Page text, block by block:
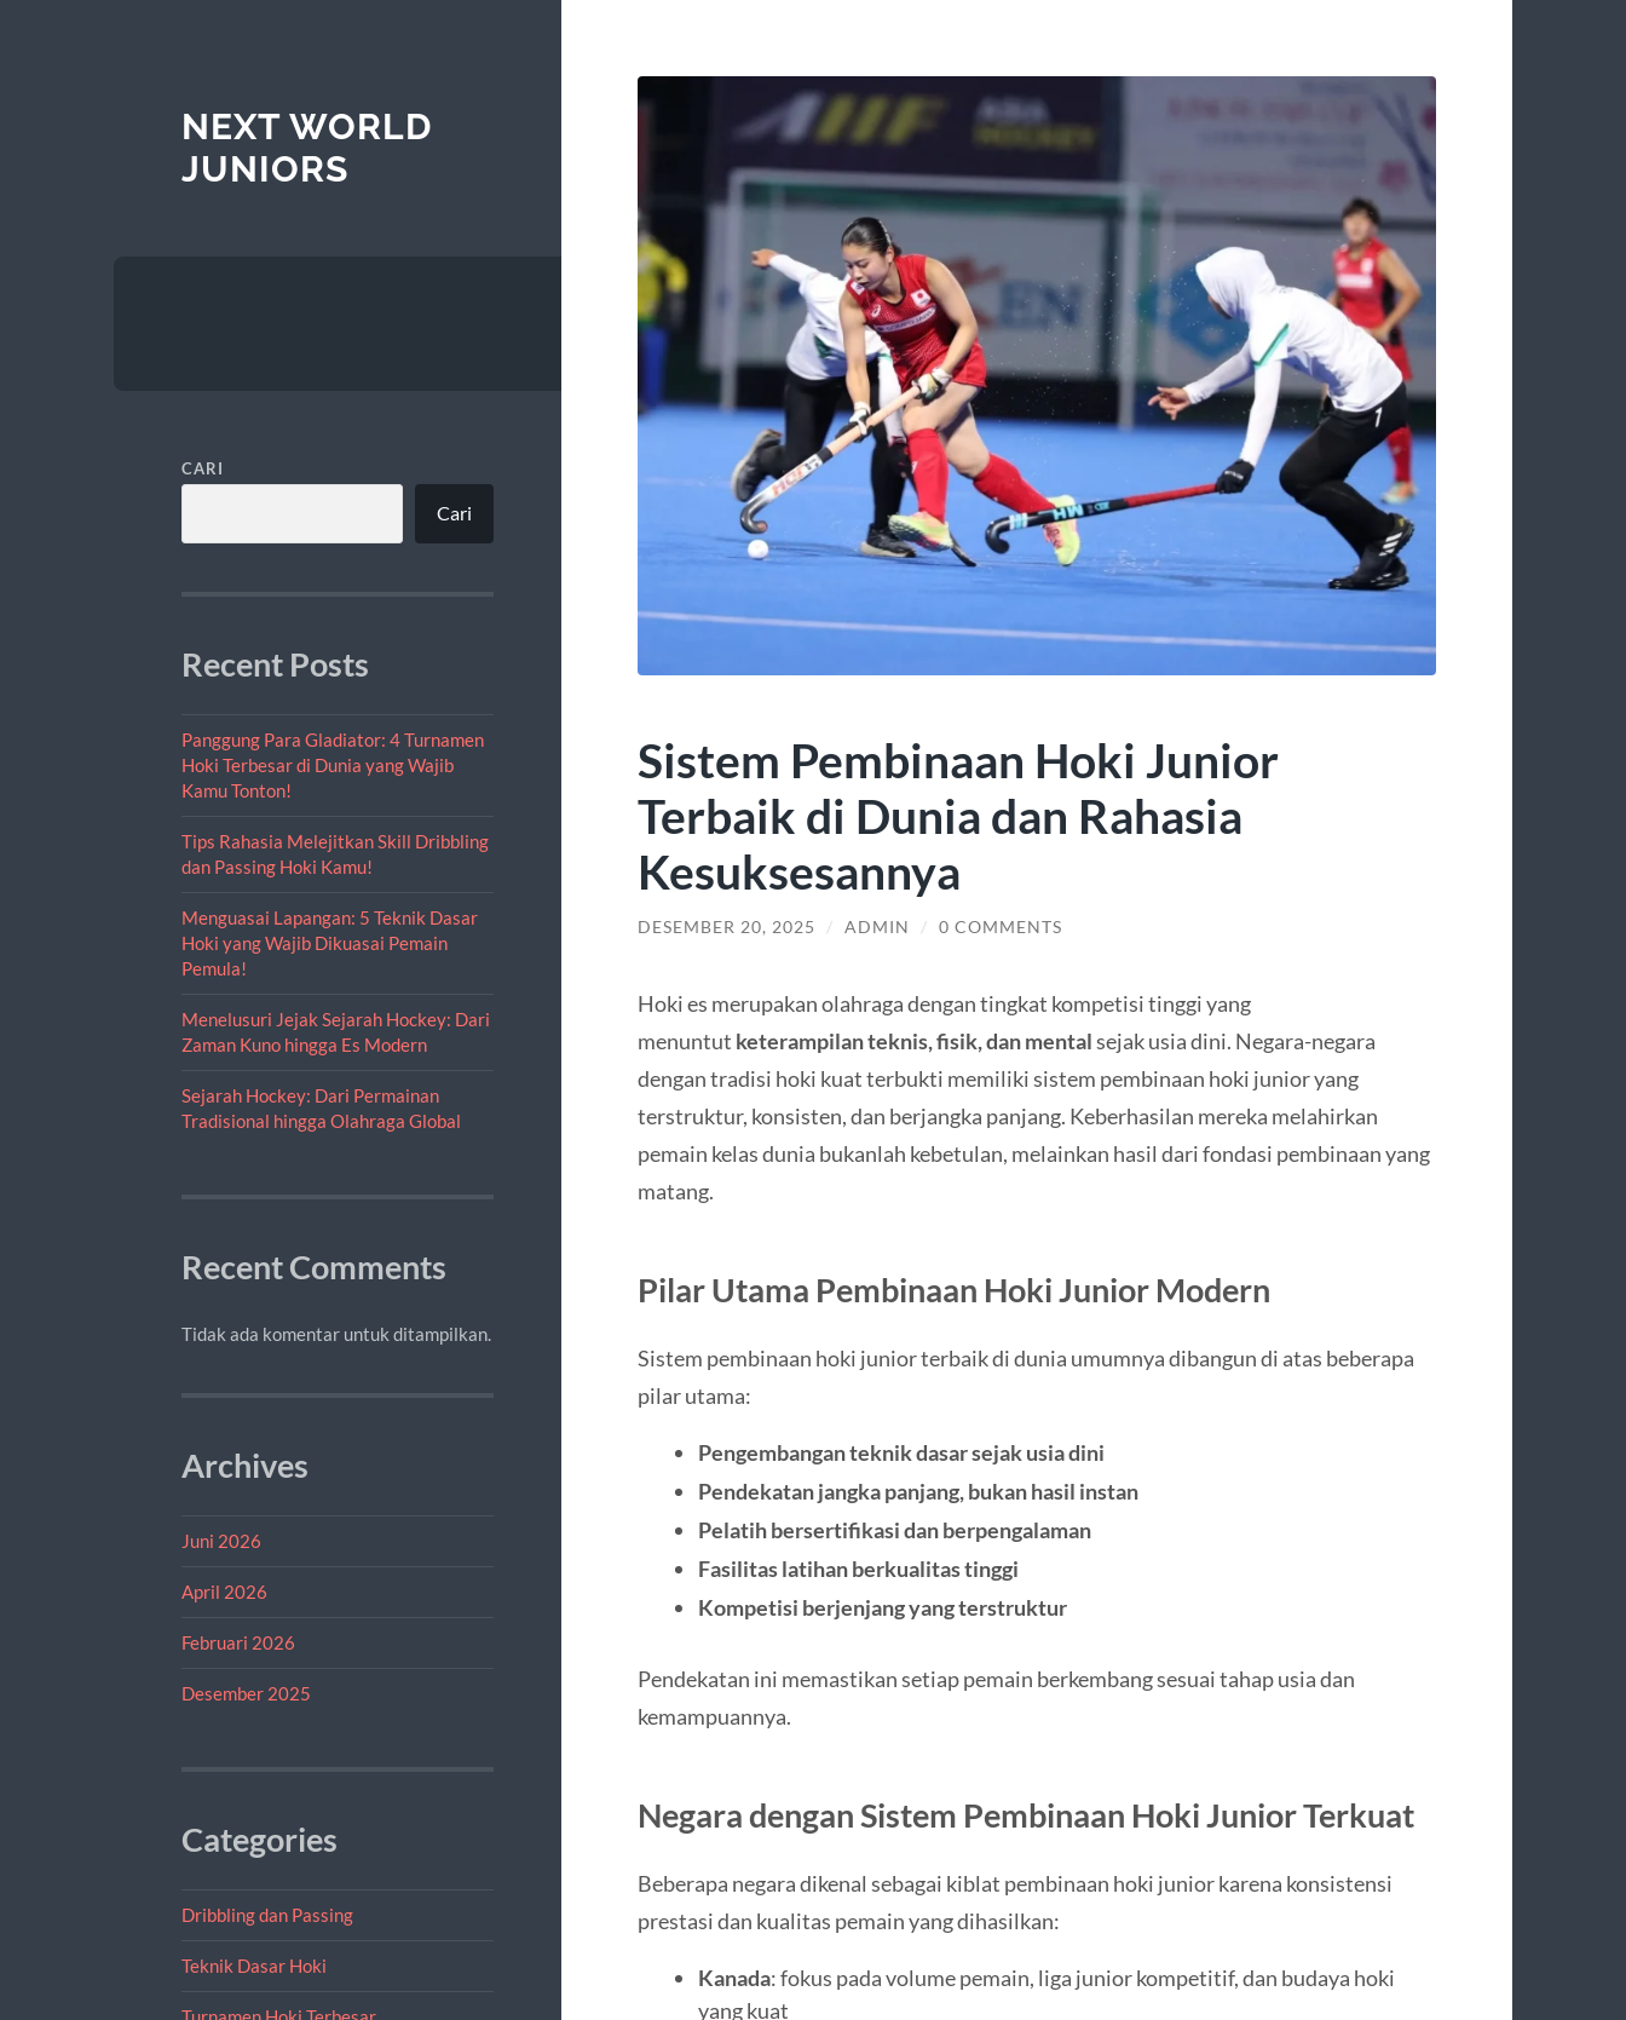
NEXT WORLD
JUNIORS
CARI
Cari
Recent Posts
Panggung Para Gladiator: 4 Turnamen
Hoki Terbesar di Dunia yang Wajib
Kamu Tonton!
Tips Rahasia Melejitkan Skill Dribbling
dan Passing Hoki Kamu!
Menguasai Lapangan: 5 Teknik Dasar
Hoki yang Wajib Dikuasai Pemain
Pemula!
Menelusuri Jejak Sejarah Hockey: Dari
Zaman Kuno hingga Es Modern
Sejarah Hockey: Dari Permainan
Tradisional hingga Olahraga Global
Recent Comments
Tidak ada komentar untuk ditampilkan.
Archives
Juni 2026
April 2026
Februari 2026
Desember 2025
Categories
Dribbling dan Passing
Teknik Dasar Hoki
Sistem Pembinaan Hoki Junior
Terbaik di Dunia dan Rahasia
Kesuksesannya
DESEMBER 20, 2025 / ADMIN / 0 COMMENTS
Hoki es merupakan olahraga dengan tingkat kompetisi tinggi yang
menuntut keterampilan teknis, fisik, dan mentalsejak usia dini. Negara-negara
dengan tradisi hoki kuat terbukti memiliki sistem pembinaan hoki junior yang
terstruktur, konsisten, dan berjangka panjang. Keberhasilan mereka melahirkan
pemain kelas dunia bukanlah kebetulan, melainkan hasil dari fondasi pembinaan yang
matang.
Pilar Utama Pembinaan Hoki Junior Modern
Sistem pembinaan hoki junior terbaik di dunia umumnya dibangun di atas beberapa
pilar utama:
Pengembangan teknik dasar sejak usia dini
Pendekatan jangka panjang, bukan hasil instan
Pelatih bersertifikasi dan berpengalaman
Fasilitas latihan berkualitas tinggi
Kompetisi berjenjang yang terstruktur
Pendekatan ini memastikan setiap pemain berkembang sesuai tahap usia dan
kemampuannya.
Negara dengan Sistem Pembinaan Hoki Junior Terkuat
Beberapa negara dikenal sebagai kiblat pembinaan hoki junior karena konsistensi
prestasi dan kualitas pemain yang dihasilkan:
Kanada: fokus pada volume pemain, liga junior kompetitif, dan budaya hoki
yang kuat